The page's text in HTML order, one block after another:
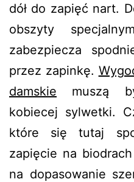
dół do zapięć nart.
obszyty
zabezpiecza
przez zapinkę.
damskie muszą
kobiecej sylwetki.
które się tutaj
zapięcie na
na dopasowanie